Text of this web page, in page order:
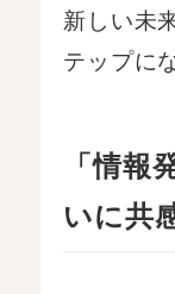
新しい未
テップに
「情報
いに共